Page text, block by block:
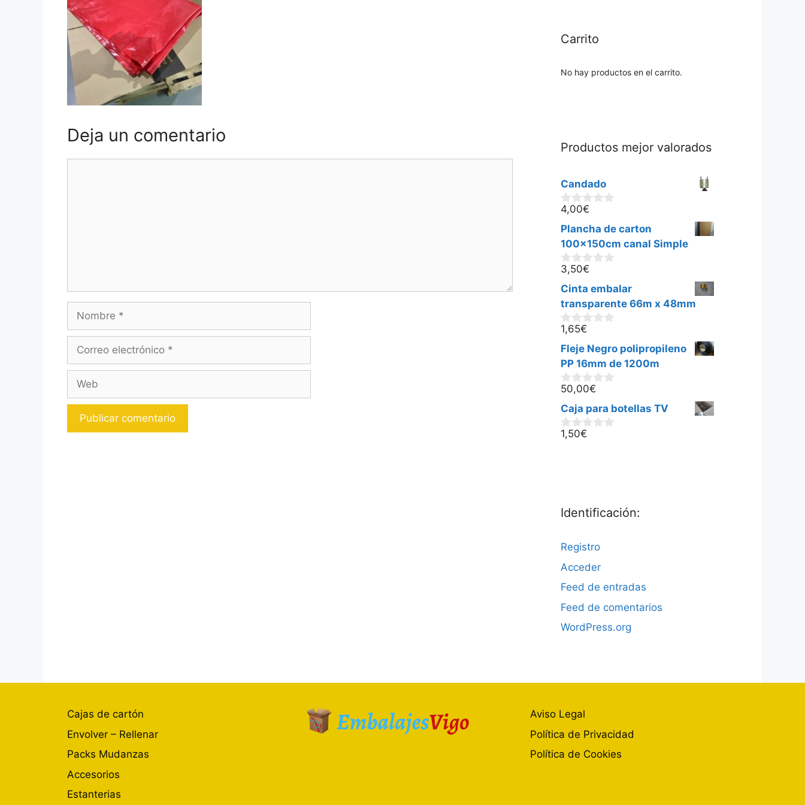
Deja un comentario
electrónico
Carrito
No hay productos en el carrito.
Productos mejor valorados
Candado
0
d
e
5
4,00€
Plancha de carton
100x150cm canal Simple
0
d
e
5
3,50€
Cinta embalar
transparente 66m x 48mm
0
d
e
5
1,65€
Fleje Negro polipropileno
PP 16mm de 1200m
0
d
e
5
50,00€
Caja para botellas TV
0
1,50€
Identificación:
Registro
Acceder
Feed de entradas
Feed de comentarios
WordPress.org
Cajas de cartón
Envolver – Rellenar
Packs Mudanzas
Accesorios
Estanterias
Aviso Legal
Política de Privacidad
Política de Cookies